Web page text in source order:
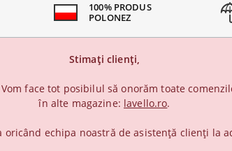
100% PRODUS
POLONEZ
Stimați clienți,
face tot posibilul să onorăm toate
în alte magazine: lavello.ro.
echipa noastră de asistență clienți la